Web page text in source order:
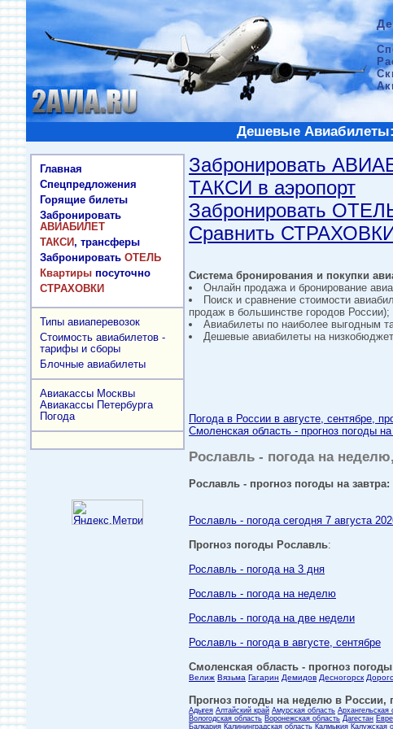
Дешевые
Главная
Спецпредложения
Горящие билеты
Забронировать
АВИАБИЛЕТ
ТАКСИ, трансферы
Забронировать ОТЕЛЬ
Квартиры посуточно
СТРАХОВКИ
Типы авиаперевозок
Стоимость авиабилетов -
тарифы и сборы
Блочные авиабилеты
Авиакассы Москвы
Авиакассы Петербурга
Погода
Забронировать
ТАКСИ в аэропорт
Забронировать
Сравнить
Система бронирования и покупки
Онлайн продажа и бронирование
Поиск и сравнение стоимости
продаж в большинстве городов России);
Авиабилеты по наиболее выгодным
Дешевые авиабилеты на
Погода в России в августе, сентябре,
Смоленская область - прогноз погоды
Рославль - погода на
Рославль - прогноз погоды на завтра:
Рославль - погода сегодня 7 августа
Прогноз погоды Рославль:
Рославль - погода на 3 дня
Рославль - погода на неделю
Рославль - погода на две недели
Рославль - погода в августе, сентябре
Смоленская область - прогноз
Велиж Вязьма Гагарин Демидов Десногорск
Прогноз погоды на неделю в России,
Адыгея Алтайский край Амурская область Архангельская
Вологодская область Воронежская область Дагестан
Балкария Калининградская область Калмыкия Калужская